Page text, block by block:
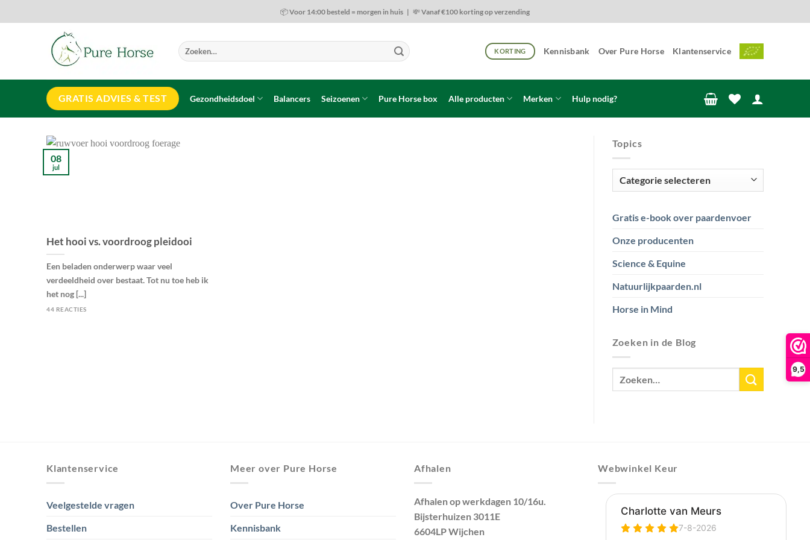
9,5
naar
📦 Voor 14:00 besteld = morgen in huis | 💸 Vanaf €100 korting op verzending
Zoeken
naar:
KORTING Kennisbank Over Pure Horse Klantenservice
GRATIS ADVIES & TEST Gezondheidsdoel Balancers Seizoenen Pure Horse box Alle producten Merken Hulp nodig?
Het hooi vs. voordroog pleidooi
Een beladen onderwerp waar veel
verdeeldheid over bestaat. Tot nu toe heb ik
het nog [...]
44 REACTIES
08
jul
Topics
Topics
Gratis e-book over paardenvoer
Onze producenten
Science & Equine
Natuurlijkpaarden.nl
Horse in Mind
Zoeken in de Blog
Klantenservice
Veelgestelde vragen
Bestellen
Meer over Pure Horse
Over Pure Horse
Kennisbank
Afhalen
Afhalen op werkdagen 10/16u.
Bijsterhuizen 3011E
6604LP Wijchen
Webwinkel Keur